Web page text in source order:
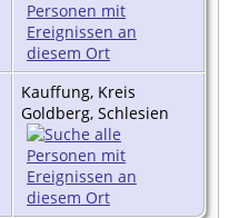
Kauffung, Kreis
Goldberg, Schlesien